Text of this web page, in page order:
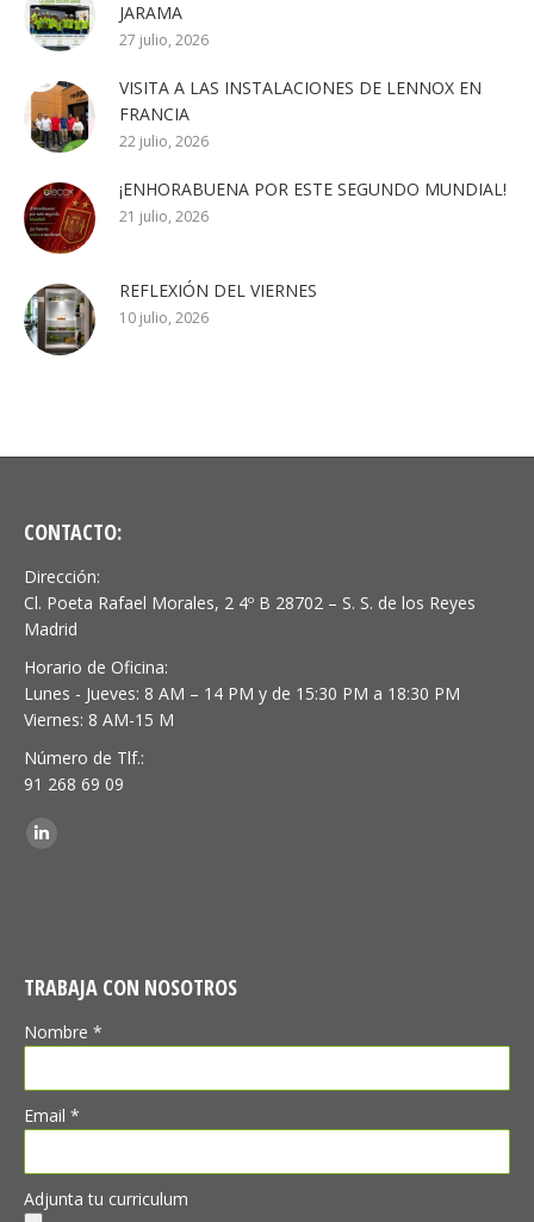
JARAMA
27 julio, 2026
VISITA A LAS INSTALACIONES DE LENNOX EN
FRANCIA
22 julio, 2026
¡ENHORABUENA POR ESTE SEGUNDO MUNDIAL!
21 julio, 2026
REFLEXIÓN DEL VIERNES
10 julio, 2026
CONTACTO:
Dirección:
Cl. Poeta Rafael Morales, 2 4º B 28702 – S. S. de los Reyes
Madrid
Horario de Oficina:
Lunes - Jueves: 8 AM – 14 PM y de 15:30 PM a 18:30 PM
Viernes: 8 AM-15 M
Número de Tlf.:
91 268 69 09
Encuéntranos en:
Linkedin
TRABAJA CON NOSOTROS
Nombre *
Email *
Adjunta tu curriculum